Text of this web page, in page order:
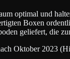
optimal und
Boxen
geliefert, die
Oktober 2023